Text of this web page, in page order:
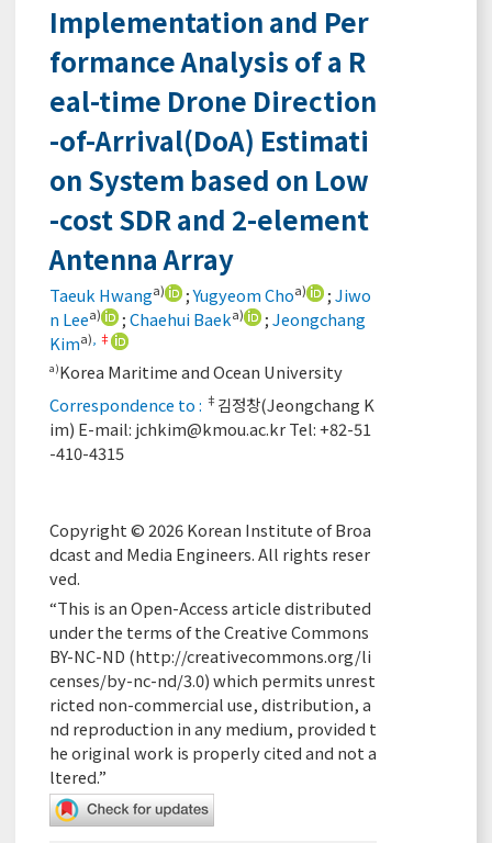
Implementation and Per
formance Analysis of a R
eal-time Drone Direction
-of-Arrival(DoA) Estimati
on System based on Low
-cost SDR and 2-element
Antenna Array
Taeuk Hwanga) ;Yugyeom Choa) ;Jiwo
n Leea) ;Chaehui Baeka) ;Jeongchang
Kima) ‡
a)Korea Maritime and Ocean University
Correspondence to : ‡ 김정창(Jeongchang K
im) E-mail: jchkim@kmou.ac.krTel: +82-51
-410-4315
Copyright © 2026 Korean Institute of Broa
dcast and Media Engineers. All rights reser
ved.
“This is an Open-Access article distributed
under the terms of the Creative Commons
BY-NC-ND (http://creativecommons.org/li
censes/by-nc-nd/3.0) which permits unrest
ricted non-commercial use, distribution, a
nd reproduction in any medium, provided t
he original work is properly cited and not a
ltered.”